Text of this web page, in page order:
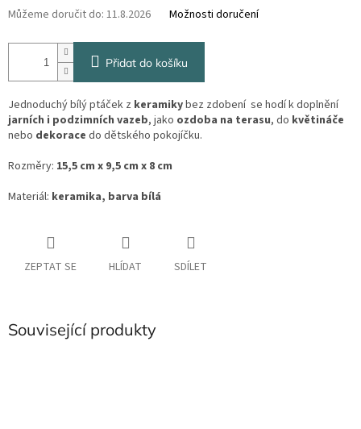
Můžeme doručit do: 11.8.2026 Možnosti doručení
Přidat do košíku
Jednoduchý bílý ptáček z keramikybez zdobení se hodí k doplnění
jarních i podzimních vazeb, jako ozdoba na terasu, do květináče
nebo dekorace do dětského pokojíčku.
Rozměry: 15,5 cm x 9,5 cm x 8 cm
Materiál: keramika, barva bílá
ZEPTAT SE HLÍDAT SDÍLET
Související produkty